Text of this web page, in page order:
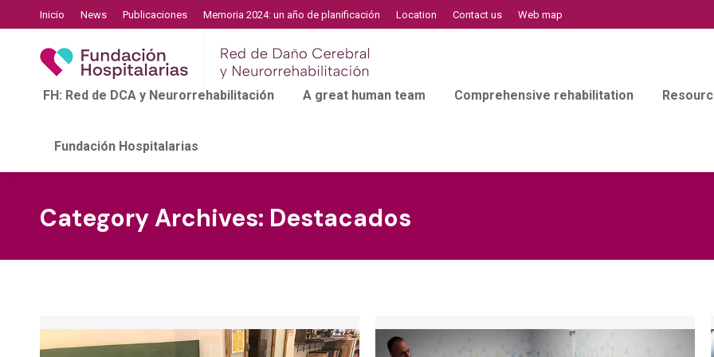
Inicio News Publicaciones Memoria 2024: un año de planificación Location Contact us Web map
FH: Red de DCA y Neurorrehabilitación A great human team Comprehensive rehabilitation
Fundación Hospitalarias
Category Archives: Destacados